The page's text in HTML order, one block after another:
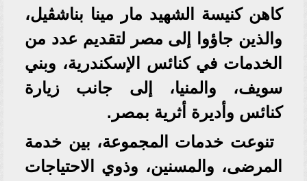
كاهن كنيسة الشهيد مار مينا بناشڤيل،
والذين جاؤوا إلى مصر لتقديم عدد من
الخدمات في كنائس الإسكندرية، وبني
سويف، والمنيا، إلى جانب زيارة
كنائس وأديرة أثرية بمصر.
تنوعت خدمات المجموعة، بين خدمة
المرضى، والمسنين، وذوي الاحتياجات